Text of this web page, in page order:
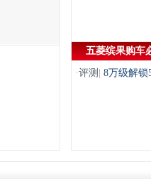
五菱缤果购车
·评测 8万级解